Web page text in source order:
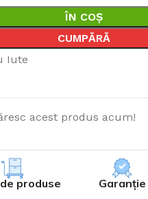
ÎN COȘ
CUMPĂRĂ
Iute
acest produs acum!
produse Garanție